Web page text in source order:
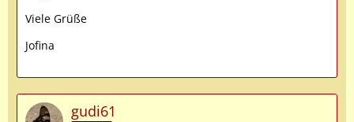
Viele Grüße
Jofina
gudi61